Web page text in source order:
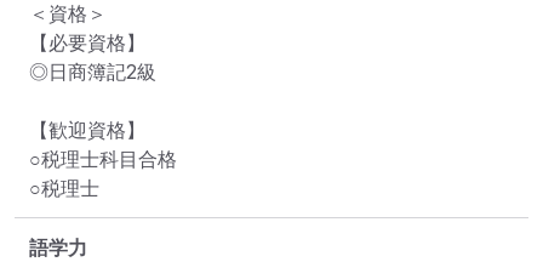
＜資格＞
【必要資格】
◎日商簿記2級
【歓迎資格】
○税理士科目合格
○税理士
語学力